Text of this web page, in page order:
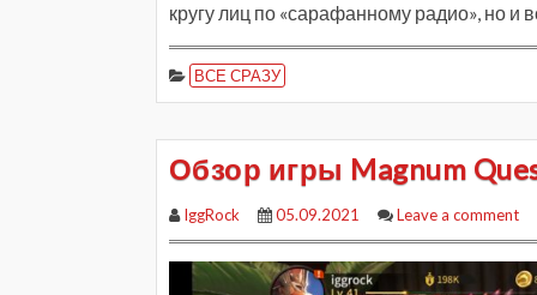
кругу лиц по «сарафанному радио», но и
ВСЕ СРАЗУ
Обзор игры Magnum
IggRock 05.09.2021 Leave a comment